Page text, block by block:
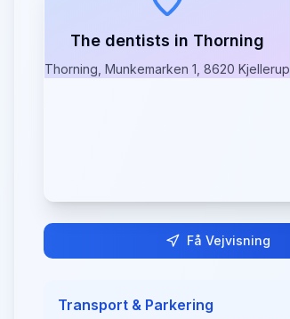
The dentists in Thorning
Thorning, Munkemarken 1, 8620 Kjellerup
Få Vejvisning
Transport & Parkering